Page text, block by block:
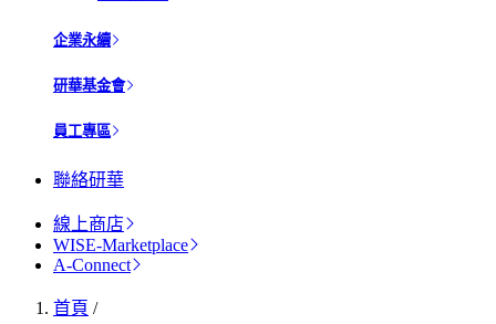
企業永續
研華基金會
員工專區
聯絡研華
線上商店
WISE-Marketplace
A-Connect
首頁 /